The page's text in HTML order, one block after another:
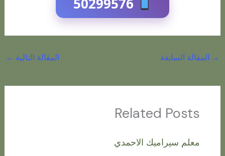
→ المقالة السابقة المقالة التالية ←
Related Posts
معلم سيراميك الاحمدي